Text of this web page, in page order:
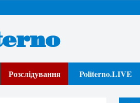
Розслідування Politerno.LIVE